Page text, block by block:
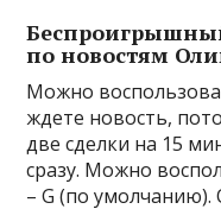
по новостям
Можно
ждете новость,
две сделки на 15
сразу. Можно
– G (по умолчанию).